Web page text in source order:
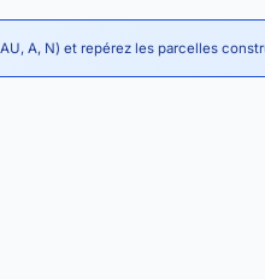
A, N) et repérez les parcelles